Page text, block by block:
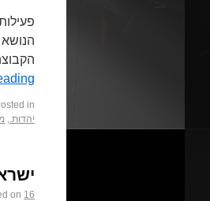
הנושא
in
יהדות.,
on 16 באוקטובר 2010